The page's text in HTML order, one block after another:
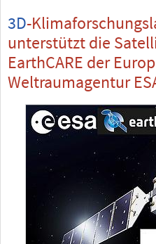
3D-
unterstützt die
EarthCARE der
Weltraumagentur